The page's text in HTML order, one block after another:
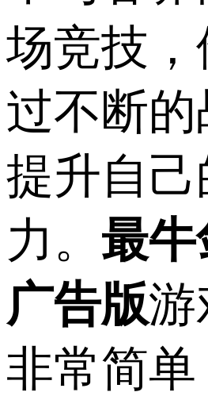
场竞技，
过不断
提升自己
力。 最
广告版游
非常简单